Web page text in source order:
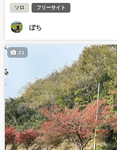
ソロ フリーサイト
ぼち
23